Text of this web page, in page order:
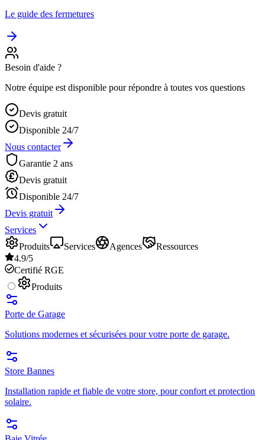
Le guide des fermetures
Besoin d'aide ?
Notre équipe est disponible pour répondre à toutes vos questions
Devis gratuit
Disponible 24/7
Nous contacter
Garantie 2 ans
Devis gratuit
Disponible 24/7
Devis gratuit
Services
Produits
Services Agences
Ressources
4.9/5
Certifié RGE
Produits
Porte de Garage
Solutions modernes et sécurisées pour votre porte de garage.
Store Bannes
Installation rapide et fiable de votre store, pour confort et protection
solaire.